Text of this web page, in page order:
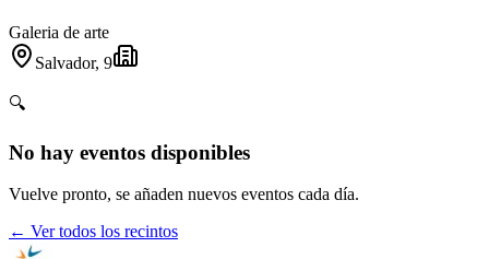
Galeria de arte
Salvador, 9
🔍
No hay eventos disponibles
Vuelve pronto, se añaden nuevos eventos cada día.
← Ver todos los recintos